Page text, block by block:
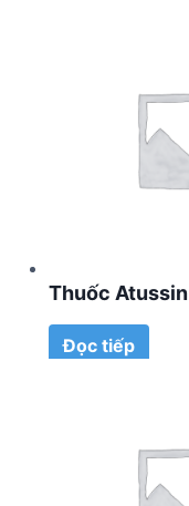
Thuốc
Đọc tiếp